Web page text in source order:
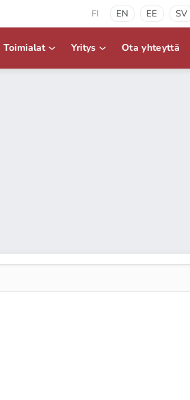
FI EN EE SV
Toimialat Yritys Ota yhteyttä